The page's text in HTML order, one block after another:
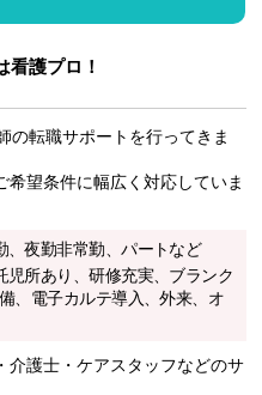
看護プロ！
の転職サポートを行ってきま
望条件に幅広く対応していま
、夜勤非常勤、パートなど
所あり、研修充実、ブランク
、電子カルテ導入、外来、オ
介護士・ケアスタッフなどのサ